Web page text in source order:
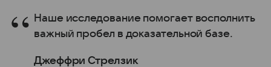
Наше исследование помогает восполнить
важный пробел в доказательной базе.
Джеффри Стрелзик